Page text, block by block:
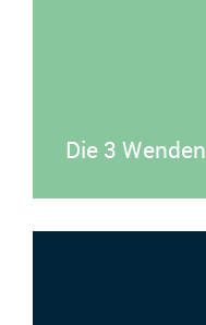
Die 3 Wenden